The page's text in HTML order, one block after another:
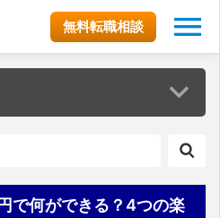
無料転職相談
で何ができる？4つの楽